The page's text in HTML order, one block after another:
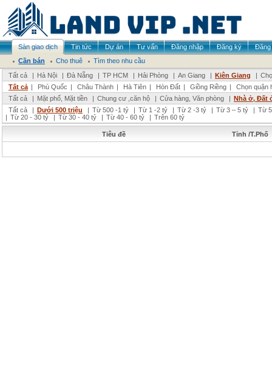
Sàn giao dịch Tin tức Dự án Tư vấn Đăng nhập Đăng ký
Đăng
Cần bán
Cho thuê
Tìm theo nhu cầu
Tất cả
| Hà Nội | Đà Nẵng | TP HCM | Hải Phòng | An Giang | Kiên Giang |
Tất cả | Phú Quốc | Châu Thành | Hà Tiên | Hòn Đất | Giồng Riềng |
Chọn quận
Tất cả
| Mặt phố, Mặt tiền | Chung cư ,căn hộ | Cửa hàng, Văn phòng | Nhà ở, Đất
Tất cả
| Dưới 500 triệu | Từ 500 -1 tỷ | Từ 1 -2 tỷ | Từ 2 -3 tỷ | Từ 3 – 5 tỷ | Từ
| Từ 20 - 30 tỷ | Từ 30 - 40 tỷ | Từ 40 - 60 tỷ | Trên 60 tỷ
Tiêu đề Tỉnh /T.Phố